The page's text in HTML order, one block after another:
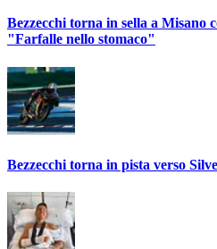
Bezzecchi torna in sella a Misano
"Farfalle nello stomaco"
Bezzecchi torna in pista verso